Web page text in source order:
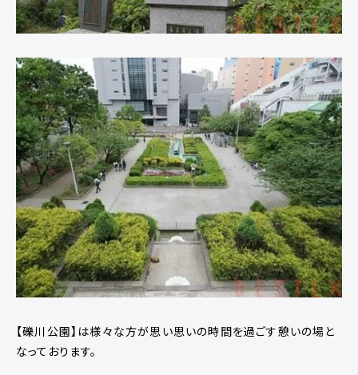
【礫川公園】は様々な方が思い思いの時間を過ごす憩いの場と
なっております。